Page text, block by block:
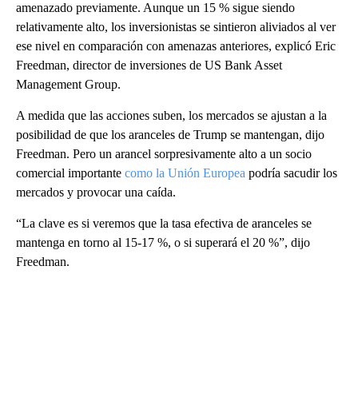
amenazado previamente. Aunque un 15 % sigue siendo
relativamente alto, los inversionistas se sintieron aliviados al ver
ese nivel en comparación con amenazas anteriores, explicó Eric
Freedman, director de inversiones de US Bank Asset
Management Group.
A medida que las acciones suben, los mercados se ajustan a la
posibilidad de que los aranceles de Trump se mantengan, dijo
Freedman. Pero un arancel sorpresivamente alto a un socio
comercial importante como la Unión Europea podría sacudir los
mercados y provocar una caída.
“La clave es si veremos que la tasa efectiva de aranceles se
mantenga en torno al 15-17 %, o si superará el 20 %”, dijo
Freedman.